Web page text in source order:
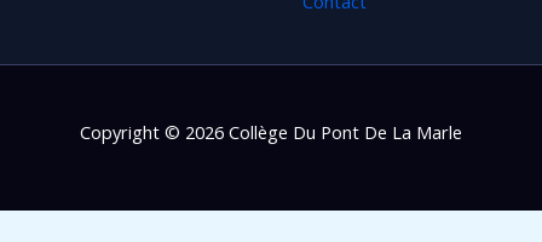
Copyright © 2026 Collège Du Pont De La Marle